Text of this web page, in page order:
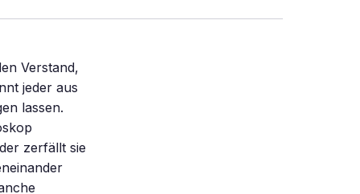
lassen kann. Doch wie viele reelle Zahlen gibt es? Cantor ging fest davon aus, dass die Anzahl der reellen Zahlen, und damit die der Punkte im Kontinuum, genau 1 ist, die nächst größere unendliche Zahl nach 0, der Anzahl der natürlichen Zahlen. So wie zwischen 0 und 1 keine natürliche Zahl liegt, liege zwischen 0 und der Anzahl der reellen Zahlen keine weitere unendliche Zahl, glaubte Cantor. Diese Vermutung ging als Kontinuumshypothese in die Geschichte der Mathematik ein. Dazu passt eine Vorstellung, wie sie heute noch in der Schule unterrichtet wird: Jedem Punkt auf der Geraden entspricht eine reelle Zahl und jeder reellen Zahl ein Punkt. Die Gerade, das Kontinuum, ist mit reellen Zahlen voll besetzt. Sie setzt sich gleichsam aus unendlich vielen Punkten zusammen. Das war eine radikale Wende des mathematischen Denkens, weg von der 2200 Jahre alten Mathematik. Georg Cantor setzte diese Revolution in der Mathematik gegen heftige Widerstände durch – mit fast missionarischem Eifer und bis zu den Grenzen seiner psychischen Kräfte. Doch es sollte sich zeigen, dass selbst dieser geniale Mathematiker noch nicht radikal genug war. Für Cantor wurde die Suche nach einem Beweis der Kontinuumshypothese zu einer Geschichte des Scheiterns. Manche behaupten sogar, er sei aufgrund der Suche verrückt geworden – was nicht stimmt. Tatsache ist jedoch, dass Cantor geistig umnachtet starb, ohne